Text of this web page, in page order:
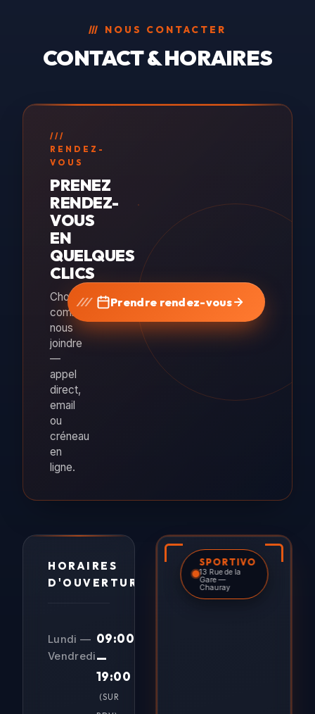
véhicule.
/// NOUS CONTACTER
CONTACT & HORAIRES
///
RENDEZ-
VOUS
PRENEZ
RENDEZ-
VOUS
EN
QUELQUES
CLICS
Choisissez
comment
nous
joindre
—
appel
direct,
email
ou
créneau
en
ligne.
Prendre rendez-vous
HORAIRES
D'OUVERTURE
Lundi —
Vendredi
09:00
—
19:00
(SUR
SPORTIVO
13 Rue de la
Gare —
Chauray